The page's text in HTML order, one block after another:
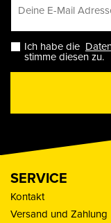
Ich habe die
stimme diesen zu.
SERVICE
Kontakt
Versand und Zahlung